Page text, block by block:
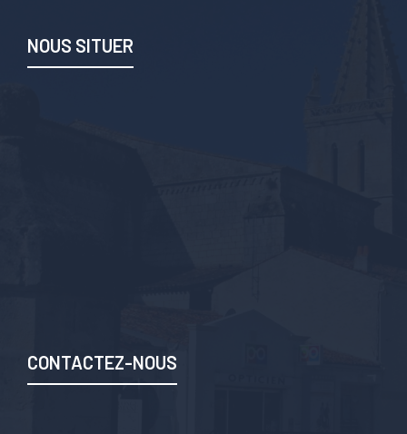
NOUS SITUER
CONTACTEZ-NOUS